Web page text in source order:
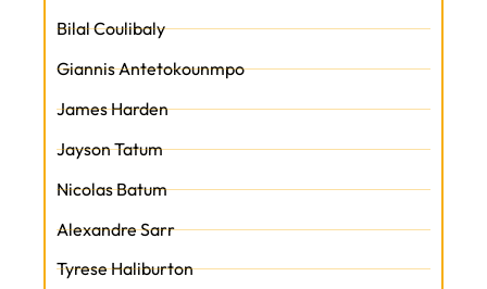
Bilal Coulibaly
Giannis Antetokounmpo
James Harden
Jayson Tatum
Nicolas Batum
Alexandre Sarr
Tyrese Haliburton